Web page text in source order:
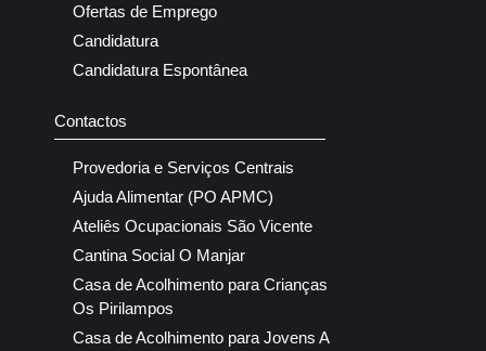
Ofertas de Emprego
Candidatura
Candidatura Espontânea
Contactos
Provedoria e Serviços Centrais
Ajuda Alimentar (PO APMC)
Ateliês Ocupacionais São Vicente
Cantina Social O Manjar
Casa de Acolhimento para Crianças
Os Pirilampos
Casa de Acolhimento para Jovens A